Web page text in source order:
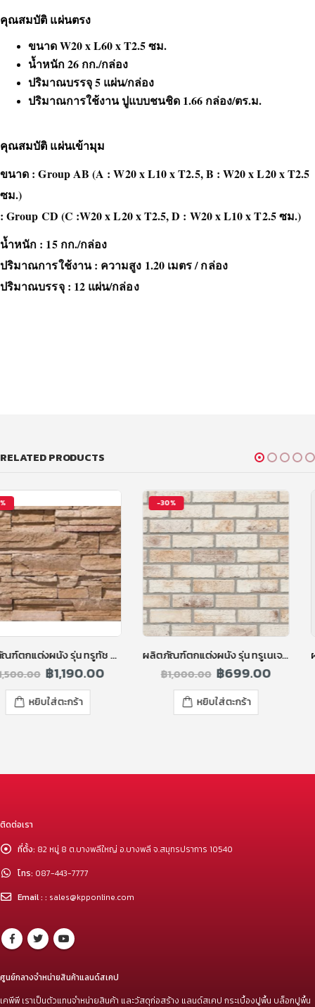
คุณสมบัติ แผ่นตรง
ขนาด W20 x L60 x T2.5 ซม.
น้ำหนัก 26 กก./กล่อง
ปริมาณบรรจุ 5 แผ่น/กล่อง
ปริมาณการใช้งาน ปูแบบชนชิด 1.66 กล่อง/ตร.ม.
คุณสมบัติ แผ่นเข้ามุม
ขนาด : Group AB (A : W20 x L10 x T2.5, B : W20 x L20 x T2.5
ซม.)
: Group CD (C :W20 x L20 x T2.5, D : W20 x L10 x T2.5 ซม.)
น้ำหนัก : 15 กก./กล่อง
ปริมาณการใช้งาน : ความสูง 1.20 เมตร / กล่อง
ปริมาณบรรจุ : 12 แผ่น/กล่อง
RELATED PRODUCTS
ผลิตภัณฑ์ตกแต่งผนัง รุ่น ทรูเนเจอร์ รัสติคบริค สีครีมอ่อน
฿1,000.00 ฿699.00
หยิบใส่ตะกร้า
-30%
ผลิตภัณฑ์ตกแต่งผนัง รุ่น ทรูเนเจอร์ รัสติคบริค สีเทา
฿1,000.00 ฿699.00
หยิบใส่ตะกร้า
ติดต่อเรา
ที่ตั้ง: 82 หมู่ 8 ต.บางพลีใหญ่ อ.บางพลี จ.สมุทรปราการ 10540
โทร: 087-443-7777
Email : : sales@kpponline.com
ศูนย์กลางจำหน่ายสินค้าแลนด์สเคป
เคพีพี เราเป็นตัวแทนจำหน่ายสินค้า และวัสดุก่อสร้าง แลนด์สเคป กระเบื้องปูพื้น บล็อกปูพื้น